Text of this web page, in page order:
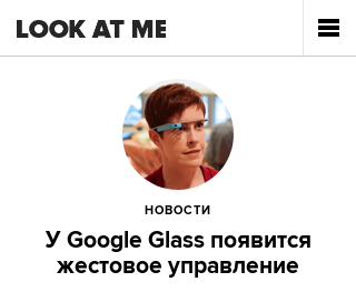
НОВОСТИ
У Google Glass появится
жестовое управление